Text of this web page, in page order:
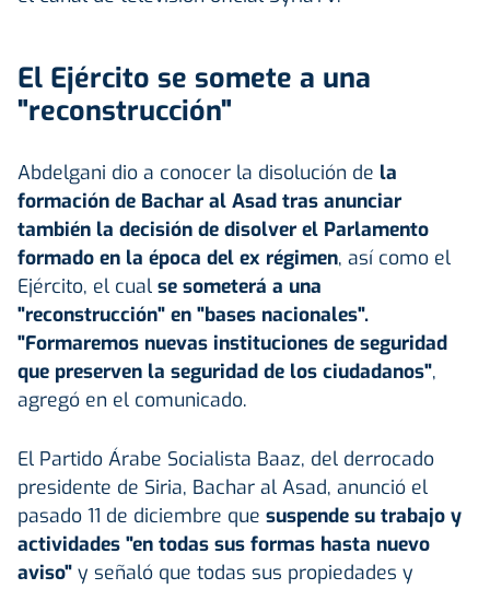
El Ejército se somete a una
"reconstrucción"
Abdelgani dio a conocer la disolución de la
formación de Bachar al Asad tras anunciar
también la decisión de disolver el Parlamento
formado en la época del ex régimen, así como el
Ejército, el cual se someterá a una
"reconstrucción" en "bases nacionales".
"Formaremos nuevas instituciones de seguridad
que preserven la seguridad de los ciudadanos",
agregó en el comunicado.
El Partido Árabe Socialista Baaz, del derrocado
presidente de Siria, Bachar al Asad, anunció el
pasado 11 de diciembre que suspende su trabajo y
actividades "en todas sus formas hasta nuevo
aviso" y señaló que todas sus propiedades y